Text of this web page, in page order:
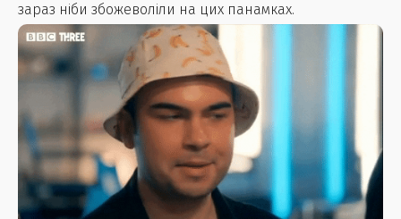
зараз ніби збожеволіли на цих панамках.